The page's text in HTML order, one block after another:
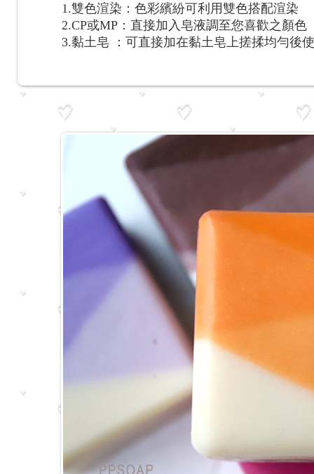
1.雙色渲染：色彩繽紛可利用雙色搭配渲染
2.CP或MP：直接加入皂液調至您喜歡之顏色
3.黏土皂 ：可直接加在黏土皂上搓揉均勻後